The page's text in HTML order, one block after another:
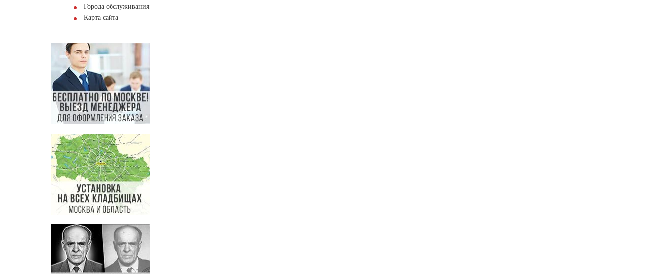
Города обслуживания
Карта сайта